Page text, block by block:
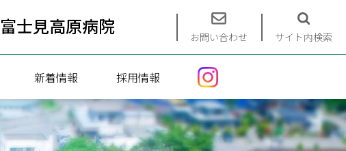
富士見高原病院 お問い合わせ サイト内検索
新着情報 採用情報
エントリーフォーム